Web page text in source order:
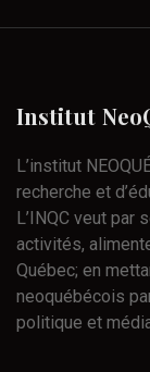
Institut
L’institut
recherche et
L’INQC veut
activités,
Québec; en
neoquébécois
politique et